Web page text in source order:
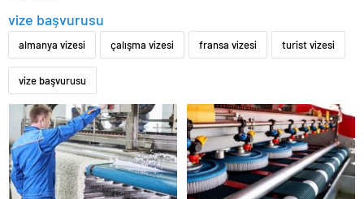
vize başvurusu
almanya vizesi çalışma vizesi fransa vizesi turist vizesi
vize başvurusu